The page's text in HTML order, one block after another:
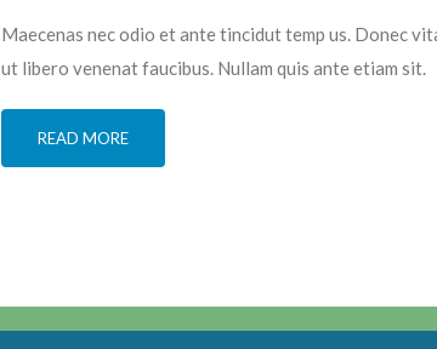
Maecenas nec odio et ante tincidut temp us. Donec
ut libero venenat faucibus. Nullam quis ante etiam sit.
READ MORE